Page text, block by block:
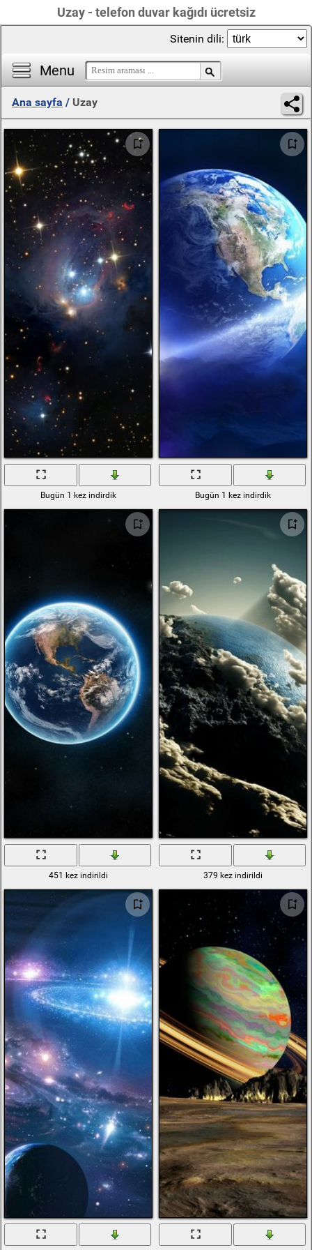
Uzay - telefon duvar kağıdı ücretsiz
Menu
Sitenin dili:
Ana sayfa / Uzay
Bugün 1 kez indirdik Bugün 1 kez indirdik
451 kez indirildi 379 kez indirildi